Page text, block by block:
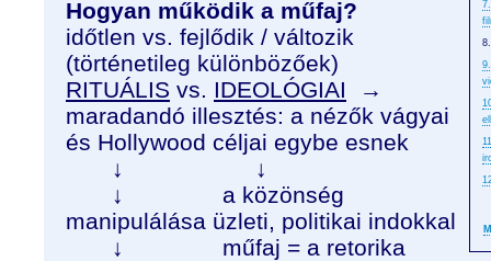
Hogyan működik a műfaj?
időtlen vs. fejlődik / változik
(történetileg különbözőek)
RITUÁLIS vs. IDEOLÓGIAI →
maradandó illesztés: a nézők vágyai
és Hollywood céljai egybe esnek
↓ ↓
↓ a közönség
manipulálása üzleti, politikai indokkal
↓ műfaj = a retorika